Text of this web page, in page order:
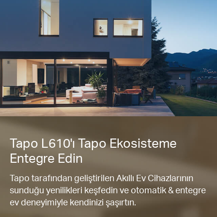
Tapo L610'ı Tapo Ekosisteme
Entegre Edin
Tapo tarafından geliştirilen Akıllı Ev Cihazlarının
sunduğu yenilikleri keşfedin ve otomatik & entegre
ev deneyimiyle kendinizi şaşırtın.